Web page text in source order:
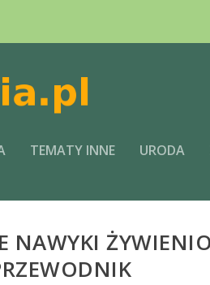
TEMATY INNE URODA
NAWYKI